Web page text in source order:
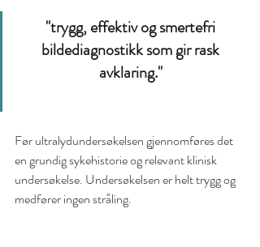
"trygg, effektiv og smertefri
bildediagnostikk som gir rask
avklaring."
Før ultralydundersøkelsen gjennomføres det
en grundig sykehistorie og relevant klinisk
undersøkelse. Undersøkelsen er helt trygg og
medfører ingen stråling.